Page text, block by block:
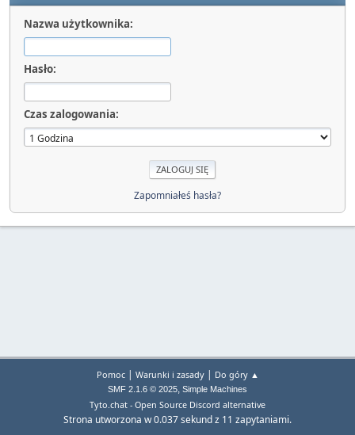
Nazwa użytkownika:
Hasło:
Czas zalogowania:
Zapomniałeś hasła?
Pomoc| Warunki i zasady| Do góry ▲
SMF 2.1.6 © 2025, Simple Machines
Tyto.chat - Open Source Discord alternative
Strona utworzona w 0.037 sekund z 11 zapytaniami.